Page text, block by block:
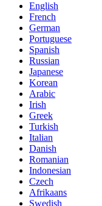
English
French
German
Portuguese
Spanish
Russian
Japanese
Korean
Arabic
Irish
Greek
Turkish
Italian
Danish
Romanian
Indonesian
Czech
Afrikaans
Swedish